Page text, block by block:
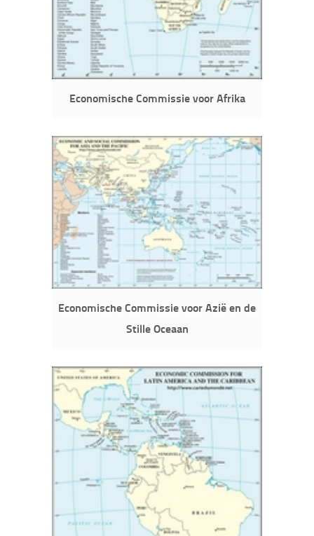
Economische Commissie voor Afrika
Economische Commissie voor Azië en de
Stille Oceaan